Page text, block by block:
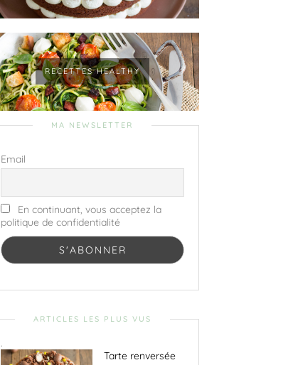
RECETTES HEALTHY
MA NEWSLETTER
Email
En continuant, vous acceptez la
politique de confidentialité
ARTICLES LES PLUS VUS
.
Tarte renversée